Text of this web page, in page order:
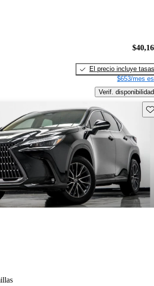
El precio incluye tasas
$653/mes
Verif. disponibilidad